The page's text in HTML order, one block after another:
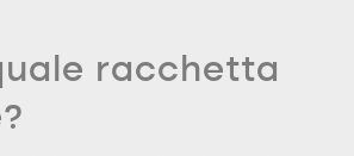
racchetta